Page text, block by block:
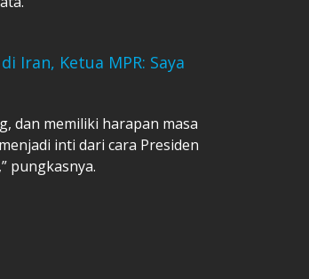
Iran, Ketua MPR: Saya
dan memiliki harapan masa
inti dari cara Presiden
pungkasnya.